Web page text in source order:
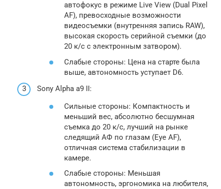
автофокус в режиме Live View (Dual Pixel
AF), превосходные возможности
видеосъемки (внутренняя запись RAW),
высокая скорость серийной съемки (до
20 к/с с электронным затвором).
Слабые стороны: Цена на старте была
выше, автономность уступает D6.
Sony Alpha a9 II:
Сильные стороны: Компактность и
меньший вес, абсолютно бесшумная
съемка до 20 к/с, лучший на рынке
следящий АФ по глазам (Eye AF),
отличная система стабилизации в
камере.
Слабые стороны: Меньшая
автономность, эргономика на любителя,